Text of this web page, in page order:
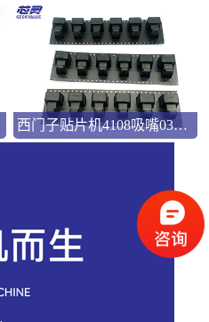
西门子贴片机4108吸嘴03103544